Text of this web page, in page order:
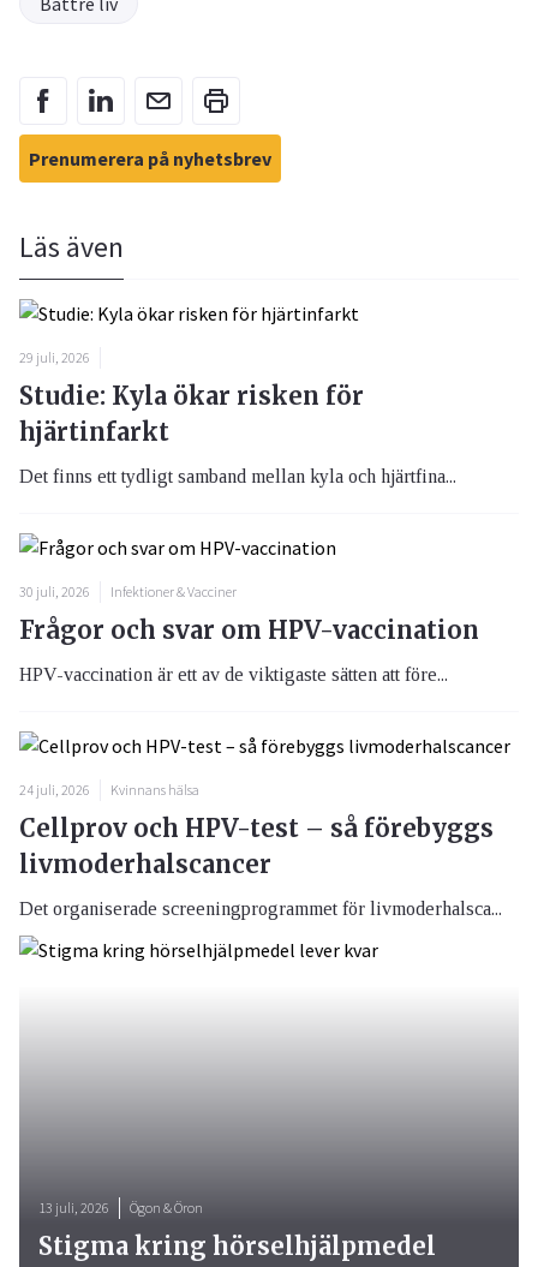
Prenumerera på nyhetsbrev
Läs även
29 juli, 2026
Studie: Kyla ökar risken för
hjärtinfarkt
Det finns ett tydligt samband mellan kyla och hjärtfina...
30 juli, 2026 Infektioner & Vacciner
Frågor och svar om HPV-vaccination
HPV-vaccination är ett av de viktigaste sätten att före...
24 juli, 2026 Kvinnans hälsa
Cellprov och HPV-test – så förebyggs
livmoderhalscancer
Det organiserade screeningprogrammet för livmoderhalsca...
13 juli, 2026 Ögon & Öron
Stigma kring hörselhjälpmedel